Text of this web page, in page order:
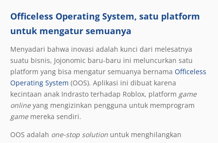
Officeless Operating System, satu platform
untuk mengatur semuanya
Menyadari bahwa inovasi adalah kunci dari melesatnya
suatu bisnis, Jojonomic baru-baru ini meluncurkan satu
platform yang bisa mengatur semuanya bernama Officeless
Operating System (OOS). Aplikasi ini dibuat karena
kecintaan anak Indrasto terhadap Roblox, platform game
onlineyang mengizinkan pengguna untuk memprogram
gamemereka sendiri.
OOS adalah one-stop solution untuk menghilangkan